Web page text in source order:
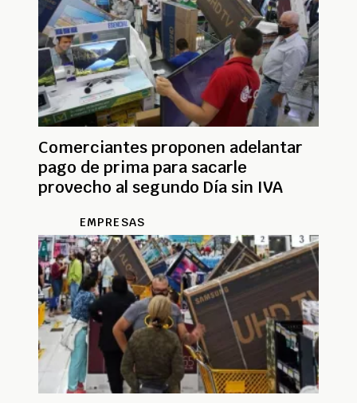
Comerciantes proponen adelantar
pago de prima para sacarle
provecho al segundo Día sin IVA
EMPRESAS